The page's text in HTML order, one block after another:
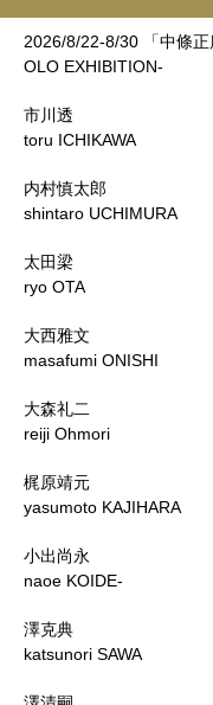
2026/8/22-8/30 「中條
OLO EXHIBITION-
市川透
toru ICHIKAWA
内村慎太郎
shintaro UCHIMURA
太田梁
ryo OTA
大西雅文
masafumi ONISHI
大森礼二
reiji Ohmori
梶原靖元
yasumoto KAJIHARA
小出尚永
naoe KOIDE-
澤克典
katsunori SAWA